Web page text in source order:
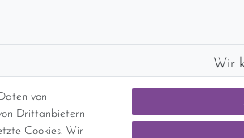
von
Drittanbietern
Cookies. Wir
MwSt. (innerhalb Deutschlands)
Deutschlands)
Wir
Sie